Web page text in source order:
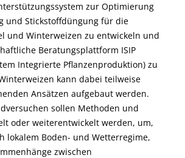
zur Optimierung
und Stickstoffdüngung für die
und Winterweizen zu entwickeln und
Beratungsplattform ISIP
Integrierte Pflanzenproduktion) zu
kann dabei teilweise
Ansätzen aufgebaut werden.
sollen Methoden und
oder weiterentwickelt werden, um,
lokalem Boden- und Wetterregime,
zwischen